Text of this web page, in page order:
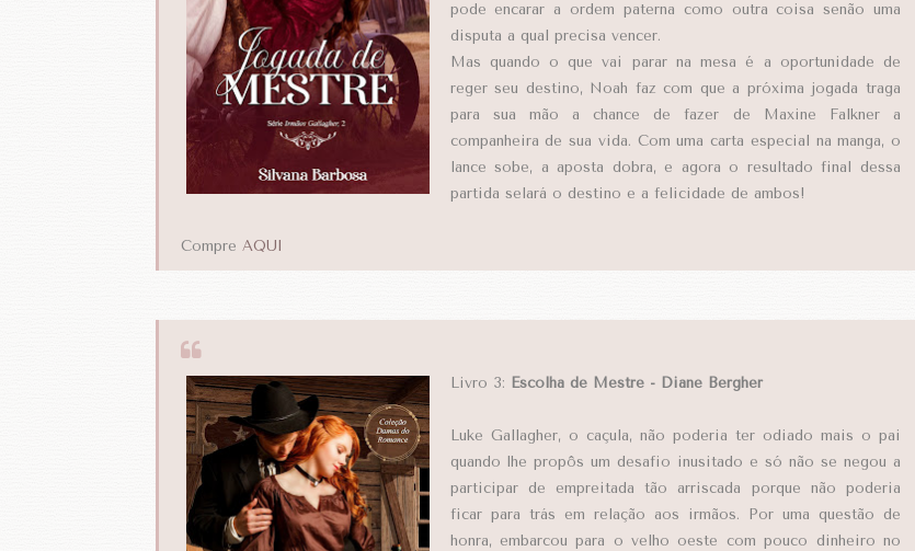
pode encarar a ordem paterna como outra coisa senão uma
disputa a qual precisa vencer.
Mas quando o que vai parar na mesa é a oportunidade de
reger seu destino, Noah faz com que a próxima jogada traga
para sua mão a chance de fazer de Maxine Falkner a
companheira de sua vida. Com uma carta especial na manga, o
lance sobe, a aposta dobra, e agora o resultado final dessa
partida selará o destino e a felicidade de ambos!
Compre AQUI
Livro 3: Escolha de Mestre - Diane Bergher
Luke Gallagher, o caçula, não poderia ter odiado mais o pai
quando lhe propôs um desafio inusitado e só não se negou a
participar de empreitada tão arriscada porque não poderia
ficar para trás em relação aos irmãos. Por uma questão de
honra, embarcou para o velho oeste com pouco dinheiro no